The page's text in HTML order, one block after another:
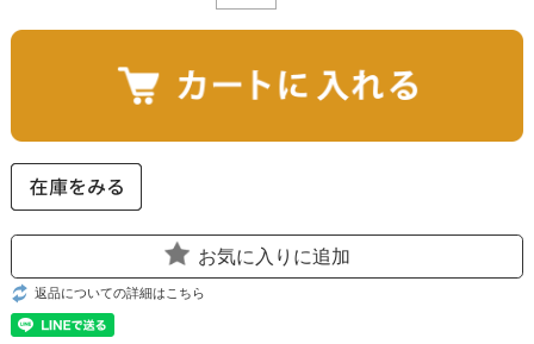
お気に入りに追加
返品についての詳細はこちら